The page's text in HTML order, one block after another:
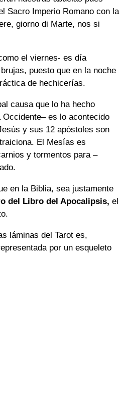
Sacro Imperio Romano con la
giorno di Marte, nos si
el viernes- es día
puesto que en la noche
de hechicerías.
causa que lo ha hecho
es lo acontecido
y sus 12 apóstoles son
El Mesías es
y tormentos para –
en la Biblia, sea justamente
del Libro del Apocalipsis, el
láminas del Tarot es,
por un esqueleto